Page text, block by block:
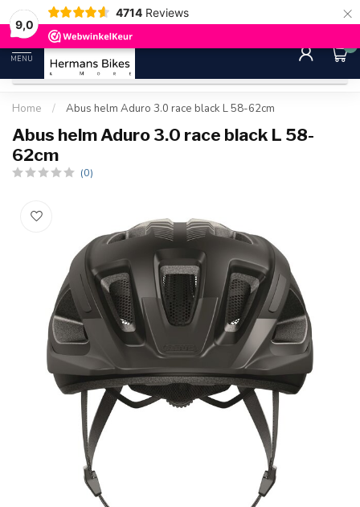
9,0
4714 Reviews ×
30 dagen bedenktijd Gratis
MENU
0
Home / Abus helm Aduro 3.0 race black L 58-62cm
Abus helm Aduro 3.0 race black L 58-
62cm
(0)